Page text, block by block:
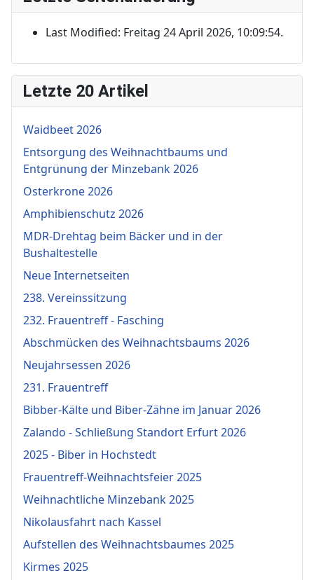
Last Modified: Freitag 24 April 2026, 10:09:54.
Letzte 20 Artikel
Waidbeet 2026
Entsorgung des Weihnachtbaums und
Entgrünung der Minzebank 2026
Osterkrone 2026
Amphibienschutz 2026
MDR-Drehtag beim Bäcker und in der
Bushaltestelle
Neue Internetseiten
238. Vereinssitzung
232. Frauentreff - Fasching
Abschmücken des Weihnachtsbaums 2026
Neujahrsessen 2026
231. Frauentreff
Bibber-Kälte und Biber-Zähne im Januar 2026
Zalando - Schließung Standort Erfurt 2026
2025 - Biber in Hochstedt
Frauentreff-Weihnachtsfeier 2025
Weihnachtliche Minzebank 2025
Nikolausfahrt nach Kassel
Aufstellen des Weihnachtsbaumes 2025
Kirmes 2025